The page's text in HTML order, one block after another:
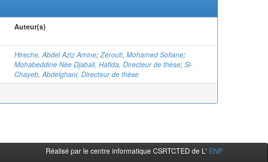
Auteur(s)
Hireche, Abdel Aziz Amine;Zerouti, Mohamed Sofiane;
Mohabeddine Née Djabali, Hafida, Directeur de thèse; Si-
Chayeb, Abdelghani, Directeur de thèse
Réalisé par le centre informatique CSRTCTED de L' ENP